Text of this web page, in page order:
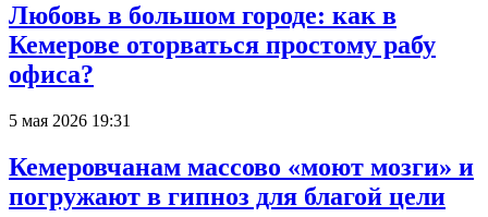
Любовь в большом городе: как в
Кемерове оторваться простому рабу
офиса?
5 мая 2026 19:31
Кемеровчанам массово «моют мозги» и
погружают в гипноз для благой цели